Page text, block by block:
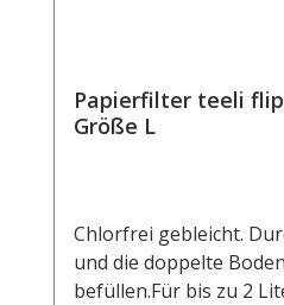
Papierfilter teeli
Größe L
Chlorfrei gebleicht.
und die doppelte
befüllen.Für bis zu 2